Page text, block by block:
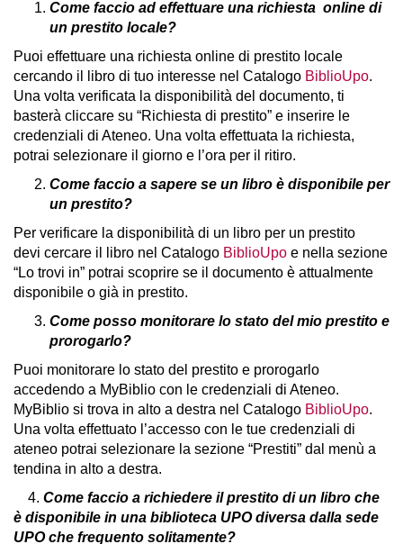
Come faccio ad effettuare una richiesta online di
un prestito locale?
Puoi effettuare una richiesta online di prestito locale
cercando il libro di tuo interesse nel Catalogo BiblioUpo.
Una volta verificata la disponibilità del documento, ti
basterà cliccare su “Richiesta di prestito” e inserire le
credenziali di Ateneo. Una volta effettuata la richiesta,
potrai selezionare il giorno e l’ora per il ritiro.
Come faccio a sapere se un libro è disponibile per
un prestito?
Per verificare la disponibilità di un libro per un prestito
devi cercare il libro nel Catalogo BiblioUpo e nella sezione
“Lo trovi in” potrai scoprire se il documento è attualmente
disponibile o già in prestito.
Come posso monitorare lo stato del mio prestito e
prorogarlo?
Puoi monitorare lo stato del prestito e prorogarlo
accedendo a MyBiblio con le credenziali di Ateneo.
MyBiblio si trova in alto a destra nel Catalogo BiblioUpo.
Una volta effettuato l’accesso con le tue credenziali di
ateneo potrai selezionare la sezione “Prestiti” dal menù a
tendina in alto a destra.
4. Come faccio a richiedere il prestito di un libro che
è disponibile in una biblioteca UPO diversa dalla sede
UPO che frequento solitamente?